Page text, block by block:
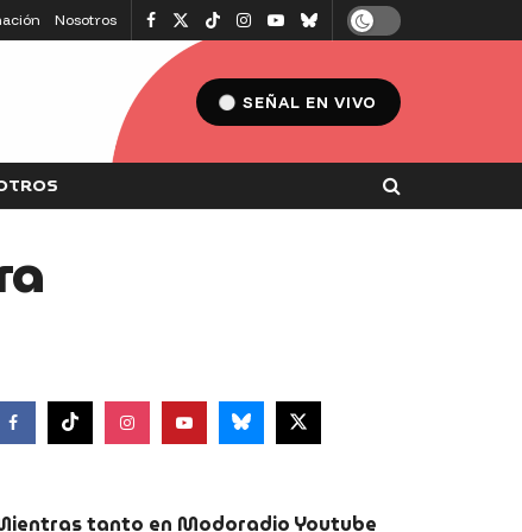
Nosotros
SEÑAL EN VIVO
tanto en Modoradio Youtube